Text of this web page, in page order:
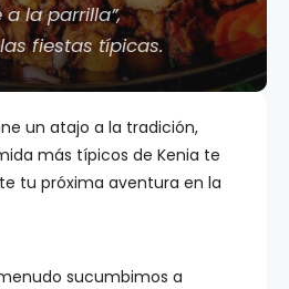
la parrilla”,
fiestas típicas.
un atajo a la tradición,
más típicos de Kenia te
tu próxima aventura en la
sucumbimos a